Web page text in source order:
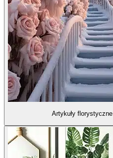
Artykuły florystyczne